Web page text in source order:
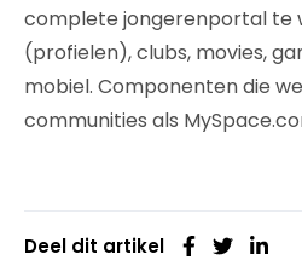
complete jongerenportal te
(profielen), clubs, movies,
mobiel. Componenten die
communities als
Deel dit artikel